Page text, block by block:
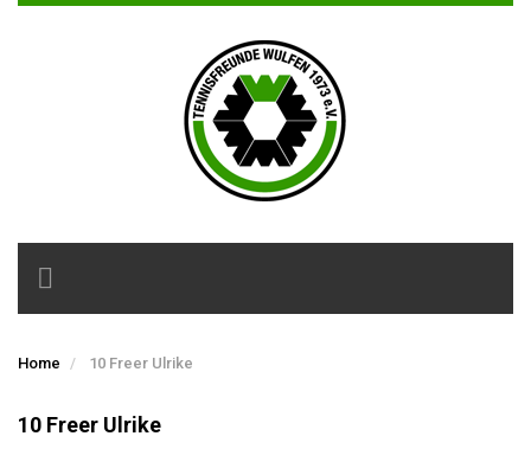
Toggle
navigation
Home 10 Freer Ulrike
10 Freer Ulrike